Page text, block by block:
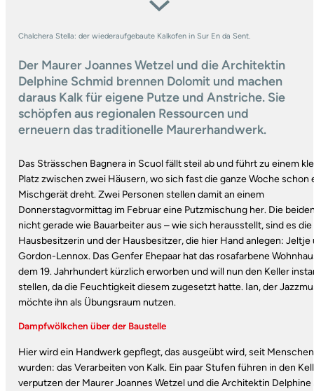
Chalchera Stella: der wiederaufgebaute Kalkofen in Sur En da Sent.
Der Maurer Joannes Wetzel und die Architektin
Delphine Schmid brennen Dolomit und machen
daraus Kalk für eigene Putze und Anstriche. Sie
schöpfen aus regionalen Ressourcen und
erneuern das traditionelle Maurerhandwerk.
Das Strässchen Bagnera in Scuol fällt steil ab und führt zu einem
Platz zwischen zwei Häusern, wo sich fast die ganze Woche schon
Mischgerät dreht. Zwei Personen stellen damit an einem
Donnerstagvormittag im Februar eine Putzmischung her. Die
nicht gerade wie Bauarbeiter aus – wie sich herausstellt, sind es die
Hausbesitzerin und der Hausbesitzer, die hier Hand anlegen: Jeltje
Gordon-Lennox. Das Genfer Ehepaar hat das rosafarbene
dem 19. Jahrhundert kürzlich erworben und will nun den Keller
stellen, da die Feuchtigkeit diesem zugesetzt hatte. Ian, der
möchte ihn als Übungsraum nutzen.
Dampfwölkchen über der Baustelle
Hier wird ein Handwerk gepflegt, das ausgeübt wird, seit
wurden: das Verarbeiten von Kalk. Ein paar Stufen führen in den
verputzen der Maurer Joannes Wetzel und die Architektin Delphine